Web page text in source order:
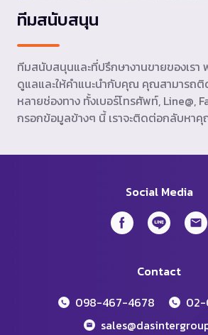
ทีมสนับสนุน
ทีมสนับสนุนและที่ปรึกษางานขายของเรา
ดูแลและให้คำแนะนำกับคุณ คุณสามารถติ
หลายช่องทาง ทั้งเบอร์โทรศัพท์, Line@,
กรอกข้อมูลข้างๆ นี้ เราจะติดต่อกลับหา
Social Media
Contact
098-467-4678